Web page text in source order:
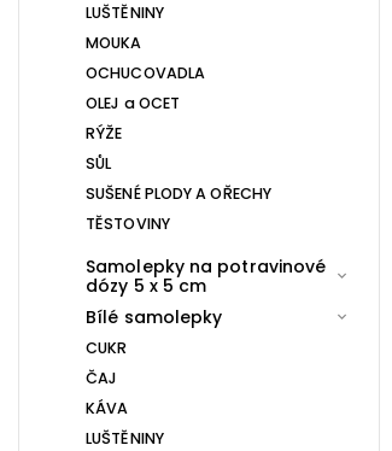
LUŠTĚNINY
MOUKA
OCHUCOVADLA
OLEJ a OCET
RÝŽE
SŮL
SUŠENÉ PLODY A OŘECHY
TĚSTOVINY
Samolepky na potravinové
dózy 5 x 5 cm
Bílé samolepky
CUKR
ČAJ
KÁVA
LUŠTĚNINY